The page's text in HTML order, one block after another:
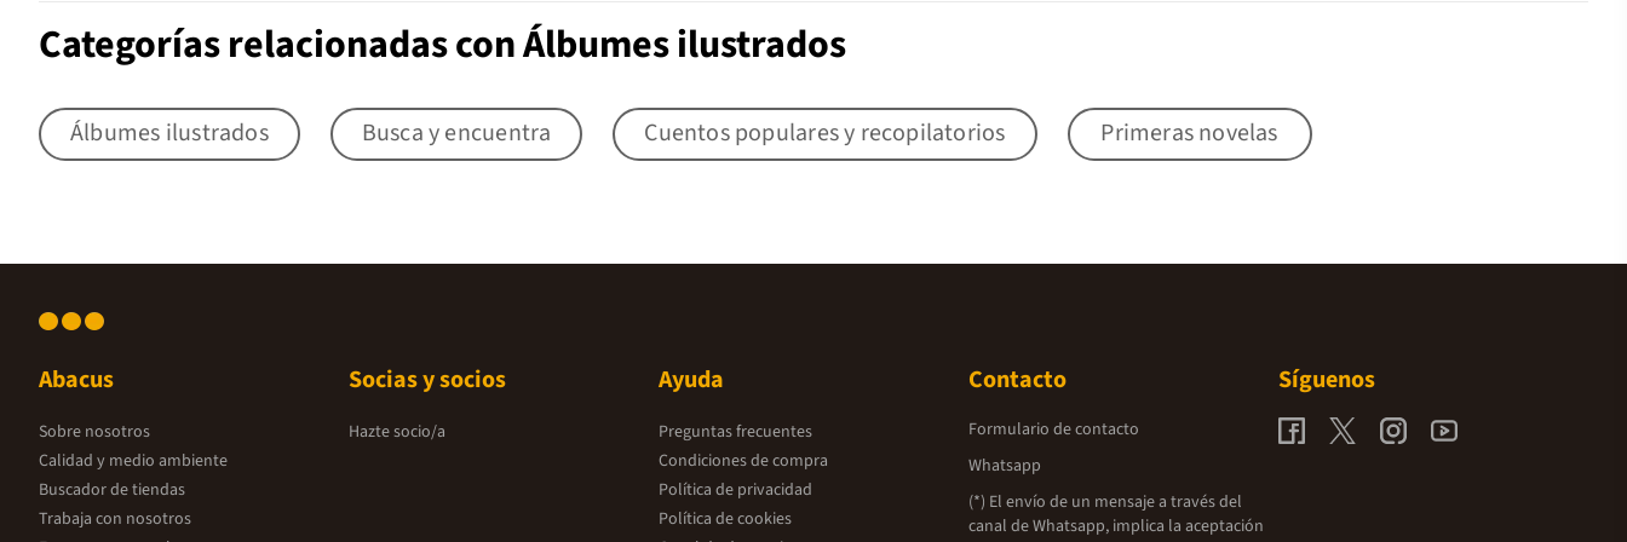
Categorías relacionadas con Álbumes ilustrados
Álbumes ilustrados Busca y encuentra Cuentos populares y recopilatorios Primeras novelas
Abacus
Sobre nosotros
Calidad y medio ambiente
Buscador de tiendas
Trabaja con nosotros
Socias y socios
Hazte socio/a
Ayuda
Preguntas frecuentes
Condiciones de compra
Política de privacidad
Política de cookies
Contacto
Formulario de contacto
Whatsapp
(*) El envío de un mensaje a través del
canal de Whatsapp, implica la aceptación
Síguenos